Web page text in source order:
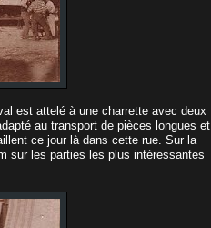
est attelé à une charrette avec deux
au transport de pièces longues et
ce jour là dans cette rue. Sur la
sur les parties les plus intéressantes